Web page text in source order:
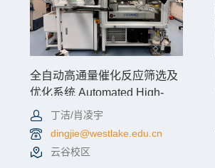
全自动高通量催化反应筛选及
优化系统 Automated High-
Reaction Screening and
Optimization System
丁洁/肖凌宇
dingjie@westlake.edu.cn
云谷校区